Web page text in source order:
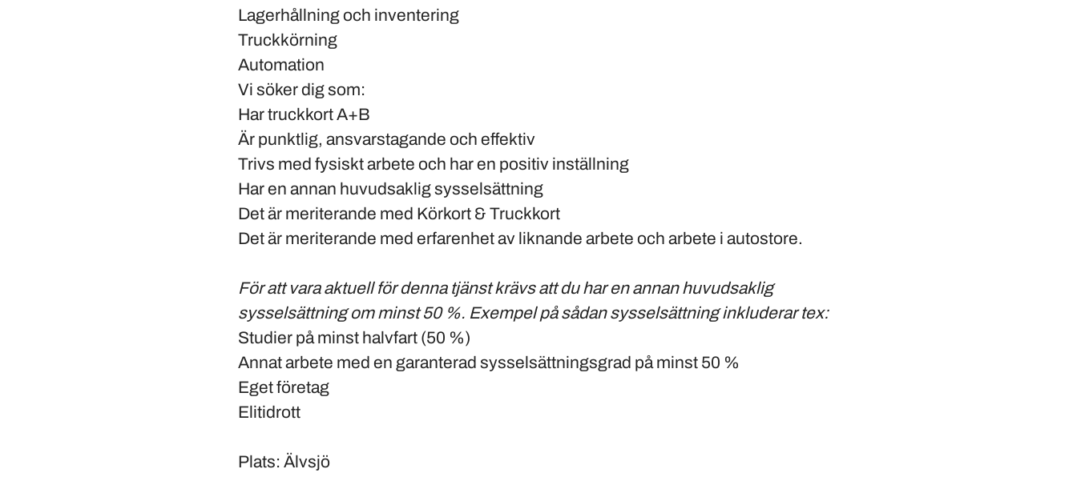
Lagerhållning och inventering
Truckkörning
Automation
Vi söker dig som:
Har truckkort A+B
Är punktlig, ansvarstagande och effektiv
Trivs med fysiskt arbete och har en positiv inställning
Har en annan huvudsaklig sysselsättning
Det är meriterande med Körkort & Truckkort
Det är meriterande med erfarenhet av liknande arbete och arbete i autostore.
För att vara aktuell för denna tjänst krävs att du har en annan huvudsaklig
sysselsättning om minst 50 %. Exempel på sådan sysselsättning inkluderar tex:
Studier på minst halvfart (50 %)
Annat arbete med en garanterad sysselsättningsgrad på minst 50 %
Eget företag
Elitidrott
Plats: Älvsjö